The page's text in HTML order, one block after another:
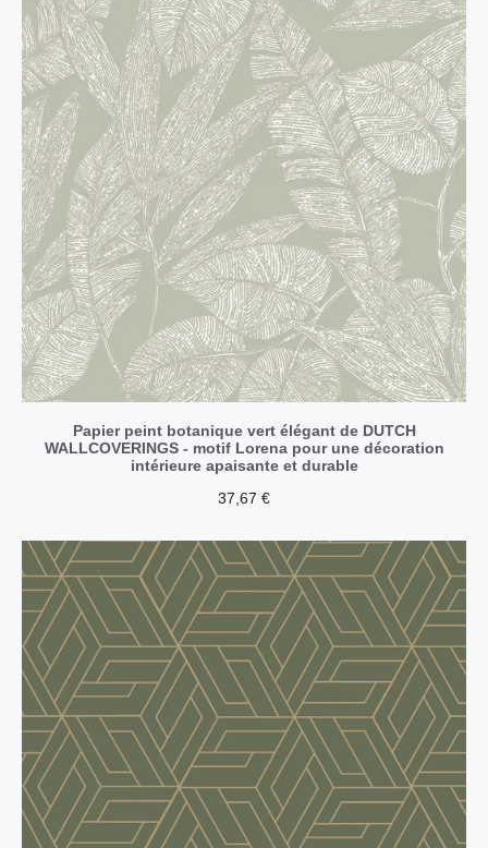
Papier peint botanique vert élégant de DUTCH
WALLCOVERINGS - motif Lorena pour une décoration
intérieure apaisante et durable
37,67 €